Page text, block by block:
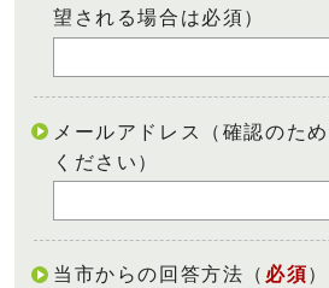
望される場合は必須）
メールアドレス（確認のた
ください）
当市からの回答方法 （ 必須）